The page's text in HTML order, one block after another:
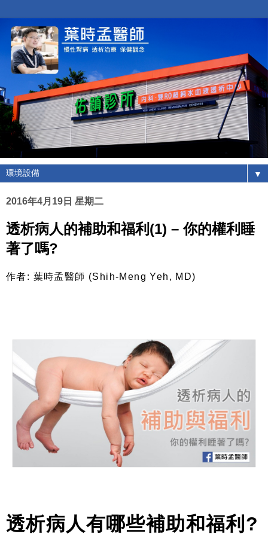
▼
2016年4月19日 星期二
透析病人的補助和福利(1) – 你的權利睡
著了嗎?
作者: 葉時孟醫師 (Shih-Meng Yeh, MD)
透析病人有哪些補助和福利?